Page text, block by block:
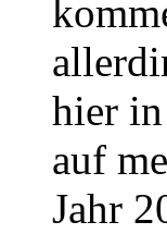
hier
auf
Jahr